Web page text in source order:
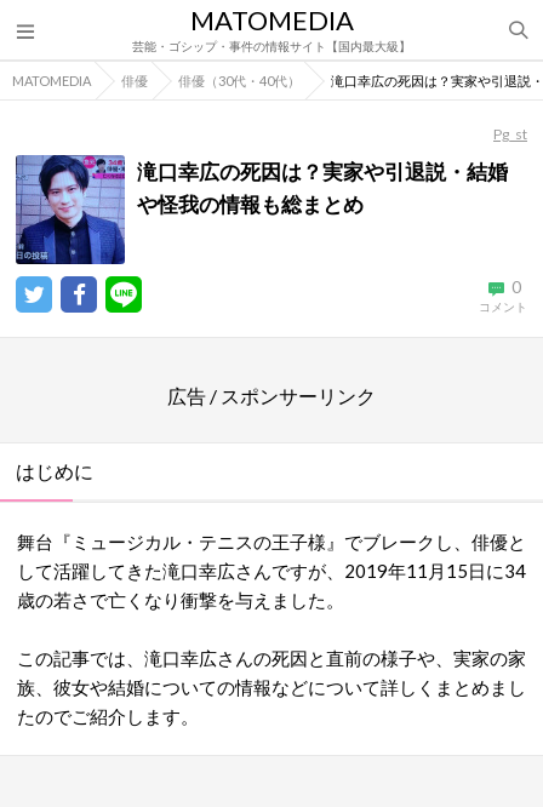
MATOMEDIA
芸能・ゴシップ・事件の情報サイト【国内最大級】
MATOMEDIA 俳優 俳優（30代・40代） 滝口幸広の死因は？実家や引退説
Pg_st
滝口幸広の死因は？実家や引退説・結婚
や怪我の情報も総まとめ
0
コメント
広告 / スポンサーリンク
はじめに
舞台『ミュージカル・テニスの王子様』でブレークし、俳優と
して活躍してきた滝口幸広さんですが、2019年11月15日に34
歳の若さで亡くなり衝撃を与えました。
この記事では、滝口幸広さんの死因と直前の様子や、実家の家
族、彼女や結婚についての情報などについて詳しくまとめまし
たのでご紹介します。